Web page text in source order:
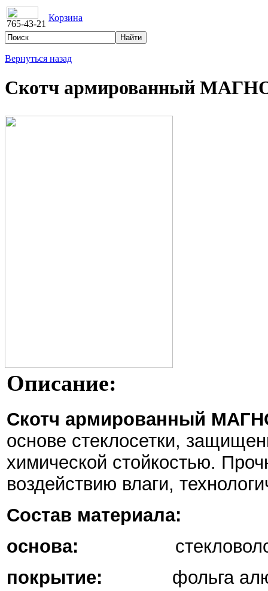
765-43-21
Корзина
Вернуться назад
Скотч армированный
Описание:
Скотч армированный
основе стеклосетки,
химической стойкостью.
воздействию влаги,
Состав материала:
основа:
покрытие: фольга